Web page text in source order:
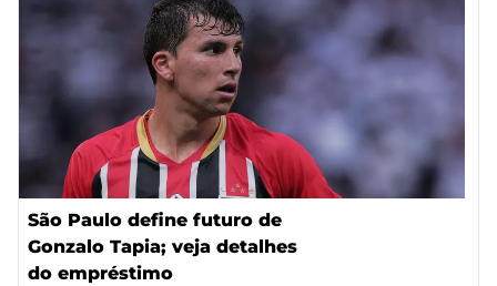
São Paulo define futuro de
Gonzalo Tapia; veja detalhes
do empréstimo